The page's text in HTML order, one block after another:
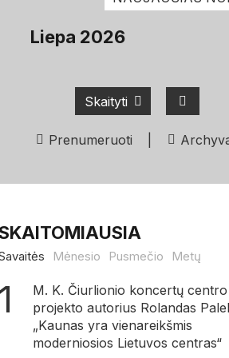
Liepa 2026
Skaityti
Prenumeruoti
Mėnesio Pusmečio Metų
M. K. Čiurlionio koncertų centro
projekto autorius Rolandas
„Kaunas yra vienareikšmis
moderniosios Lietuvos centras“